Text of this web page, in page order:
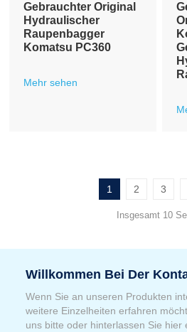
Gebrauchter Original
Hydraulischer
Raupenbagger
Komatsu PC360
Mehr sehen
1 2 3
Insgesamt 10
Willkommen Bei Der
Wenn Sie an unseren Produkten
weitere Einzelheiten erfahren
uns bitte oder hinterlassen Sie hier